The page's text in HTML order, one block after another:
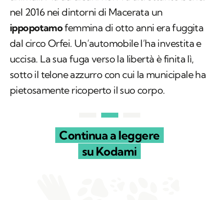
nel 2016 nei dintorni di Macerata un
ippopotamofemmina di otto anni era fuggita
dal circo Orfei. Un’automobile l’ha investita e
uccisa. La sua fuga verso la libertà è finita lì,
sotto il telone azzurro con cui la municipale ha
pietosamente ricoperto il suo corpo.
Continua a leggere
su Kodami